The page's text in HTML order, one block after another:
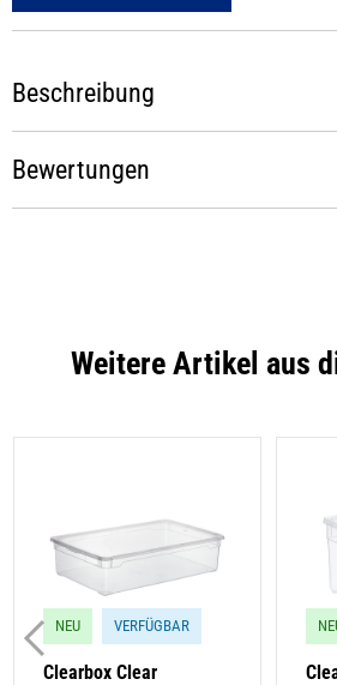
Beschreibung
Bewertungen
Weitere Artikel aus
NEU VERFÜGBAR
Clearbox Clear